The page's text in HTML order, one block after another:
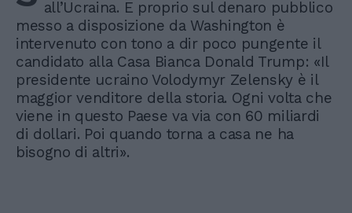
all’Ucraina. E proprio sul denaro pubblico
messo a disposizione da Washington è
intervenuto con tono a dir poco pungente il
candidato alla Casa Bianca Donald Trump: «Il
presidente ucraino Volodymyr Zelensky è il
maggior venditore della storia. Ogni volta che
viene in questo Paese va via con 60 miliardi
di dollari. Poi quando torna a casa ne ha
bisogno di altri».